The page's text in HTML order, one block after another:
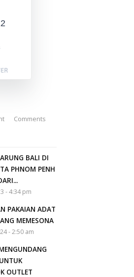
Comments
BALI DI
PHNOM PENH
- 4:34 pm
PAKAIAN ADAT
MEMESONA
- 2:50 am
OUTLET